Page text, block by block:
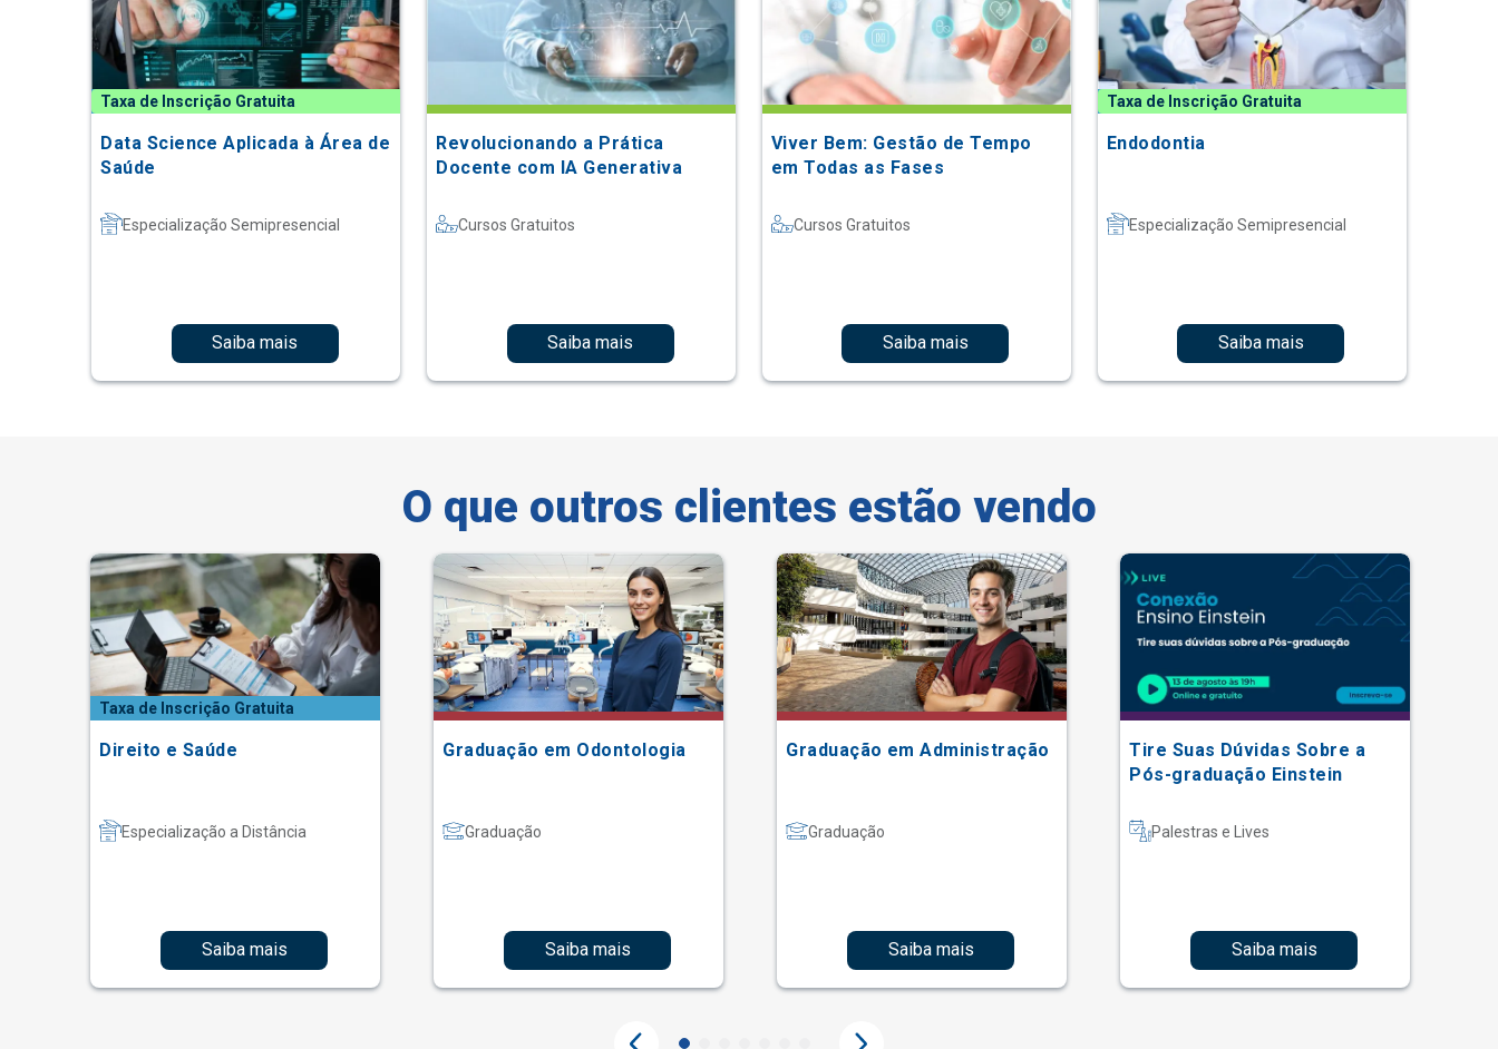
Taxa de Inscrição Gratuita
Data Science Aplicada à Área de
Saúde
Especialização Semipresencial
Saiba mais
Revolucionando a Prática
Docente com IA Generativa
Cursos Gratuitos
Saiba mais
Viver Bem: Gestão de Tempo
em Todas as Fases
Cursos Gratuitos
Saiba mais
Taxa de Inscrição Gratuita
Endodontia
Especialização Semipresencial
Saiba mais
O que outros clientes estão vendo
Taxa de Inscrição Gratuita
Direito e Saúde
Especialização a Distância
Saiba mais
Graduação em Odontologia
Graduação
Saiba mais
Graduação em Administração
Graduação
Saiba mais
Tire Suas Dúvidas Sobre a
Pós-graduação Einstein
Palestras e Lives
Saiba mais